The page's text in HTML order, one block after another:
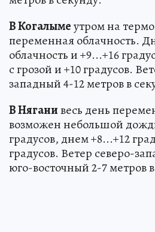
В Когалымеутром на
переменная облачность.
облачность и +9...+16
с грозой и +10 градусов.
западный 4-12 метров в
В Няганивесь день
возможен небольшой
градусов, днем +8...+12
градусов. Ветер северо-
юго-восточный 2-7 метров